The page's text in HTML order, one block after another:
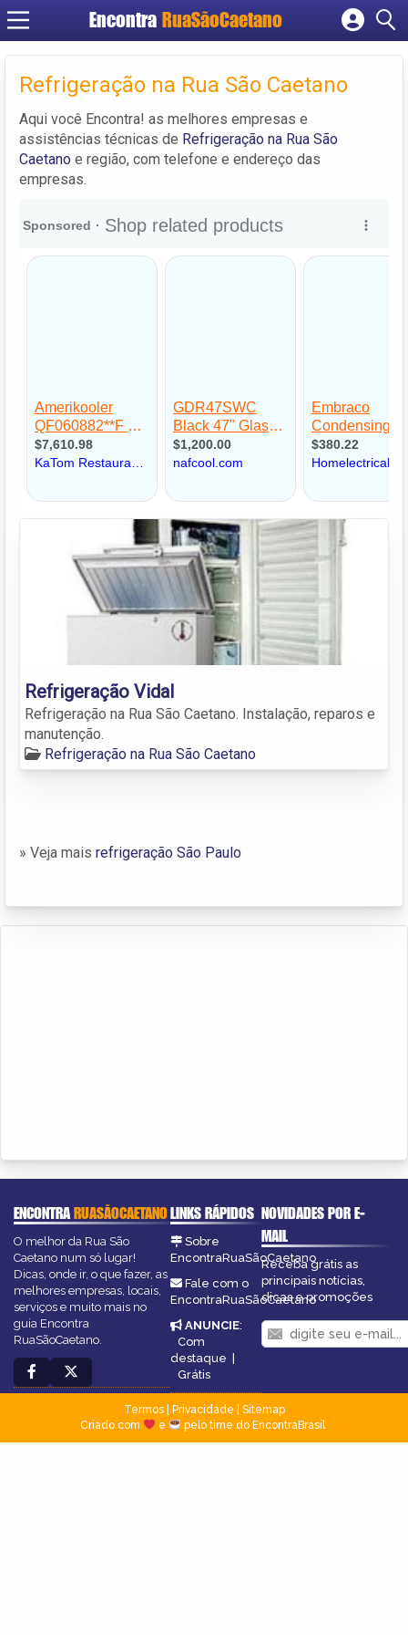
Encontra RuaSãoCaetano
Cadastrar empresa
Fazer login
Criar conta
Refrigeração na Rua São Caetano
Aqui você Encontra! as melhores empresas e
assistências técnicas de Refrigeração na Rua São
Caetano e região, com telefone e endereço das
empresas.
Refrigeração Vidal
Refrigeração na Rua São Caetano. Instalação, reparos e
manutenção.
Refrigeração na Rua São Caetano
» Veja mais refrigeração São Paulo
ENCONTRARUASÃOCAETANO
O melhor da Rua São
Caetano num só lugar!
Dicas, onde ir, o que fazer, as
melhores empresas, locais,
serviços e muito mais no
guia Encontra
RuaSãoCaetano.
LINKS RÁPIDOS
Sobre
EncontraRuaSãoCaetano
Fale com o
EncontraRuaSãoCaetano
ANUNCIE:
Com
destaque |
Grátis
NOVIDADES POR E-
MAIL
Receba grátis as
principais notícias,
dicas e promoções
Termos| Privacidade
Sitemap
Criado com
e pelo time do EncontraBrasil